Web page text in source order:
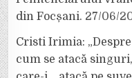
din Focșani. 27/06/
Cristi Irimia:
cum se atacă